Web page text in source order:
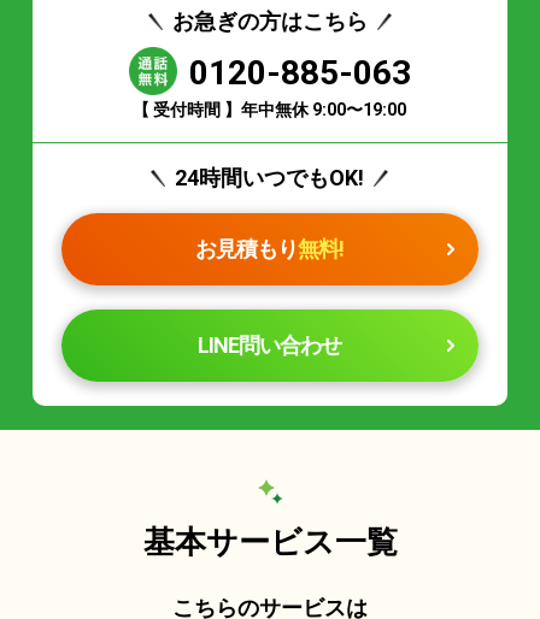
お急ぎの方はこちら
0120-885-063
【 受付時間 】年中無休 9:00〜19:00
24時間いつでもOK!
お見積もり無料!
LINE問い合わせ
基本サービス一覧
こちらのサービスは